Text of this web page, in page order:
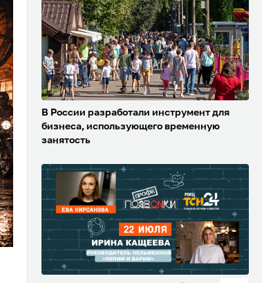
В России разработали инструмент для
бизнеса, использующего временную
занятость